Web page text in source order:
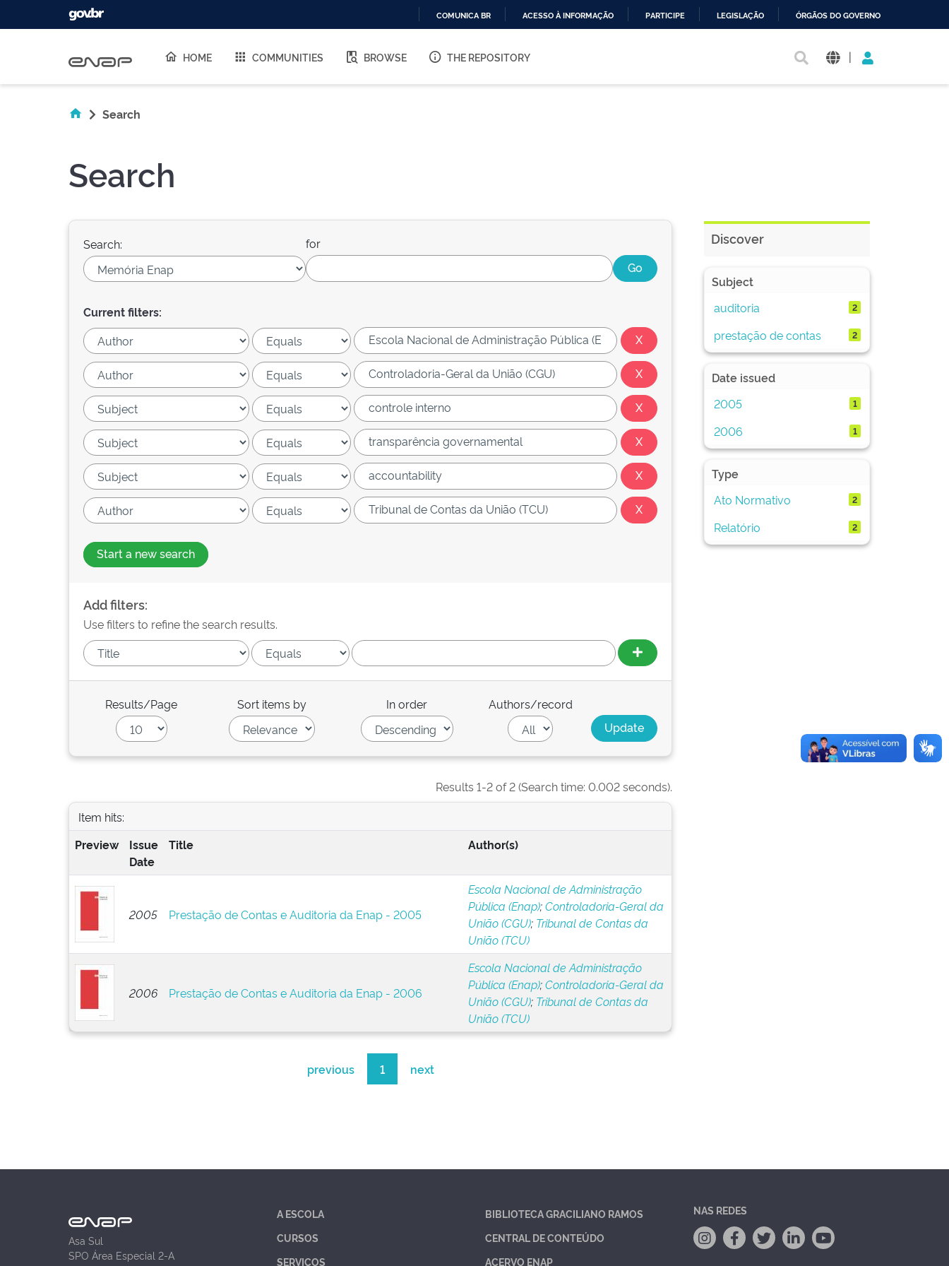
O
COMUNICA BR ACESSO À INFORMAÇÃO PARTICIPE LEGISLAÇÃO ÓRGÃOS DO GOVERNO
HOME COMMUNITIES BROWSE THE REPOSITORY |
Search
Search
Search: for
Current filters:
Start a new search
Add filters:
Use filters to refine the search results.
Results/Page Sort items by In order Authors/record
Results 1-2 of 2 (Search time: 0.002 seconds).
Item hits:
Preview
Issue
Date
Title Author(s)
2005 Prestação de Contas e Auditoria da Enap - 2005
Escola Nacional de Administração
Pública (Enap);Controladoria-Geral da
União (CGU); Tribunal de Contas da
União (TCU)
2006 Prestação de Contas e Auditoria da Enap - 2006
Escola Nacional de Administração
Pública (Enap);Controladoria-Geral da
União (CGU); Tribunal de Contas da
União (TCU)
previous 1 next
Discover
Subject
auditoria
2
prestação de contas 2
Date issued
2005
1
2006 1
Type
Ato Normativo
2
Relatório 2
Asa Sul
SPO Área Especial 2-A
A ESCOLA
CURSOS
SERVIÇOS
BIBLIOTECA GRACILIANO RAMOS
CENTRAL DE CONTEÚDO
ACERVO ENAP
NAS REDES